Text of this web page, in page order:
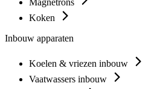
Magnetrons
Koken
Inbouw apparaten
Koelen & vriezen inbouw
Vaatwassers inbouw